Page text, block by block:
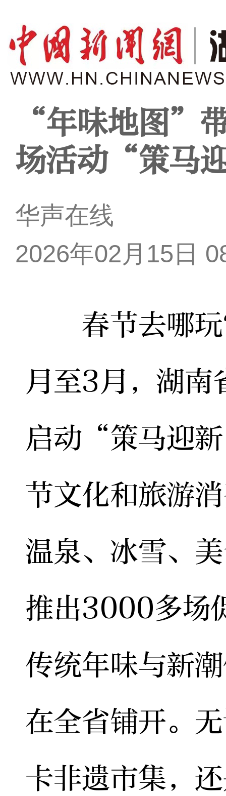
“年味地图”
场活动“策马
华声在线
2026年02月15日
春节去哪玩
月至3月，湖南
启动“策马迎
节文化和旅游
温泉、冰雪、
推出3000多场
传统年味与新
在全省铺开。
卡非遗市集，